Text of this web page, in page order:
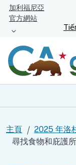
加利福尼亞
官方網站
2025 年洛杉磯
主頁 2025 年洛
尋找食物和庇護所